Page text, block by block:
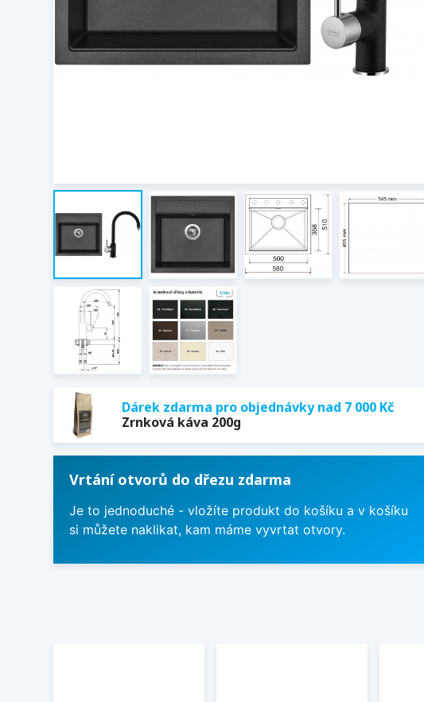
Dárek zdarma pro objednávky nad 7 000 Kč
Zrnková káva 200g
Vrtání otvorů do dřezu zdarma
Je to jednoduché - vložíte produkt do košíku a v košíku
si můžete naklikat, kam máme vyvrtat otvory.